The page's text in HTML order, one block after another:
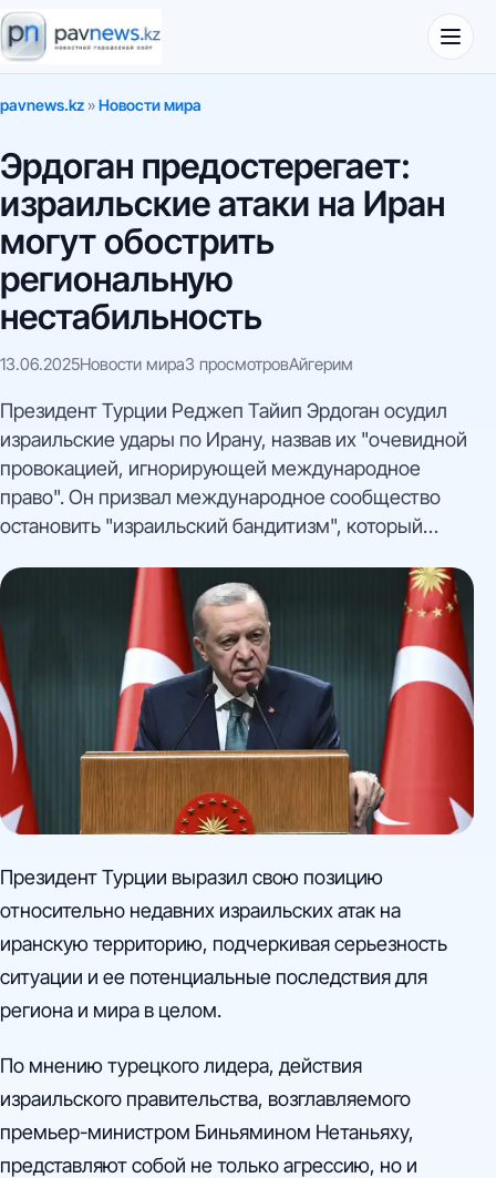
pavnews.kz »Новости мира
Эрдоган предостерегает:
израильские атаки на Иран
могут обострить
региональную
нестабильность
13.06.2025Новости мира3 просмотровАйгерим
Президент Турции Реджеп Тайип Эрдоган осудил
израильские удары по Ирану, назвав их "очевидной
провокацией, игнорирующей международное
право". Он призвал международное сообщество
остановить "израильский бандитизм", который
соболезнования иранскому народу и подчеркнул
необходимость предотвратить дальнейшие атаки. В
ответ на израильские действия Иран запустил
более 100 беспилотников, однако все они были
сбиты израильскими силами.
Президент Турции выразил свою позицию
относительно недавних израильских атак на
иранскую территорию, подчеркивая серьезность
ситуации и ее потенциальные последствия для
региона и мира в целом.
По мнению турецкого лидера, действия
израильского правительства, возглавляемого
премьер-министром Биньямином Нетаньяху,
представляют собой не только агрессию, но и